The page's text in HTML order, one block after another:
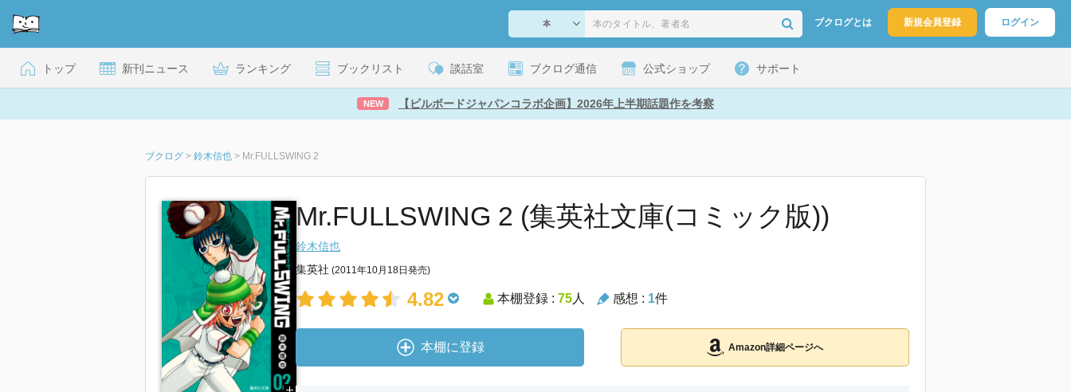
ブクログとは 新規会員登録 ログイン
トップ 新刊ニュース ランキング ブックリスト 談話室 ブクログ通信 公式ショップ サポート
NEW 【ビルボードジャパンコラボ企画】2026年上半期話題作を考察
ブクログ > 鈴木信也 > Mr.FULLSWING 2
Mr.FULLSWING 2 (集英社文庫(コミック版))
鈴木信也
集英社 (2011年10月18日発売)
4.82 本棚登録 : 75人 感想 : 1件
本棚に登録 Amazon詳細ページへ